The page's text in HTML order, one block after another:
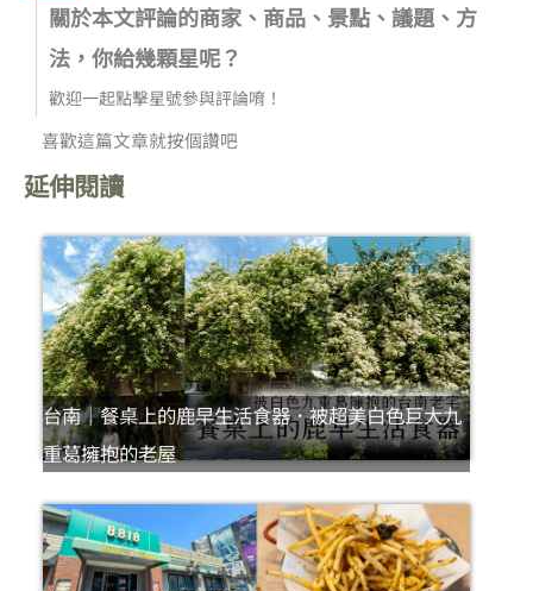
關於本文評論的商家、商品、景點、議題、方
法，你給幾顆星呢？
歡迎一起點擊星號參與評論唷！
喜歡這篇文章就按個讚吧
延伸閱讀
台南｜餐桌上的鹿早生活食器．被超美白色巨大九
重葛擁抱的老屋